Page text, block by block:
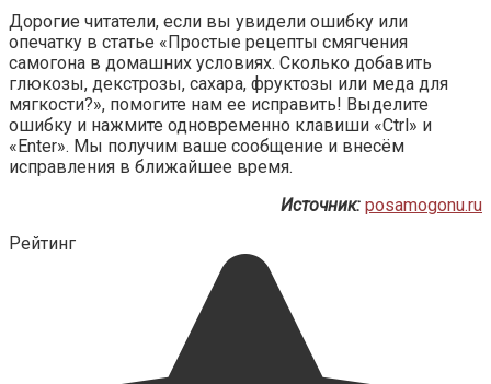
Дорогие читатели, если вы увидели ошибку или
опечатку в статье «Простые рецепты смягчения
самогона в домашних условиях. Сколько добавить
глюкозы, декстрозы, сахара, фруктозы или меда для
мягкости?», помогите нам ее исправить! Выделите
ошибку и нажмите одновременно клавиши «Ctrl» и
«Enter». Мы получим ваше сообщение и внесём
исправления в ближайшее время.
Источник: posamogonu.ru
Рейтинг